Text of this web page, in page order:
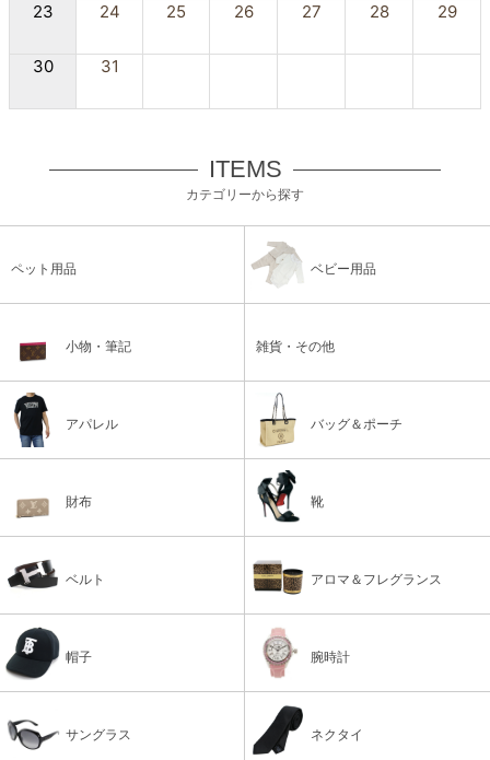
23 24 25 26 27 28 29
30 31
ITEMS
カテゴリーから探す
ペット用品 ベビー用品
小物・筆記 雑貨・その他
アパレル バッグ＆ポーチ
財布 靴
ベルト アロマ＆フレグランス
帽子 腕時計
サングラス ネクタイ